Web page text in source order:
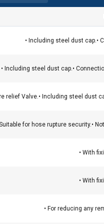
• Including steel dust cap.•
• Including steel dust cap.•
relief Valve.• Including steel dust
for hose rupture security.•
• With
• With
• For reducing any
plików cookie
tym, jak korzystasz z